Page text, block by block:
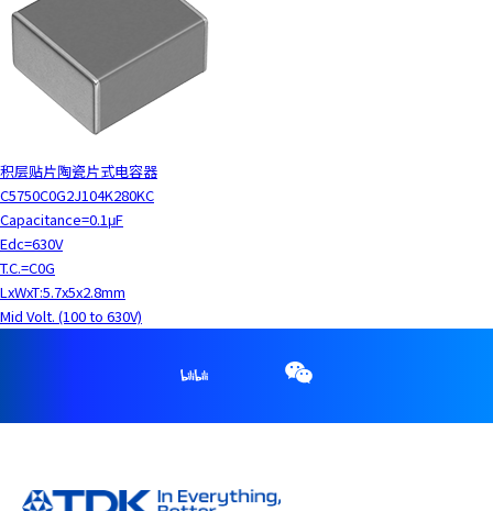
积层贴片陶瓷片式电容器
C5750C0G2J104K280KC
Capacitance=0.1μF
Edc=630V
T.C.=C0G
LxWxT:5.7x5x2.8mm
Mid Volt. (100 to 630V)